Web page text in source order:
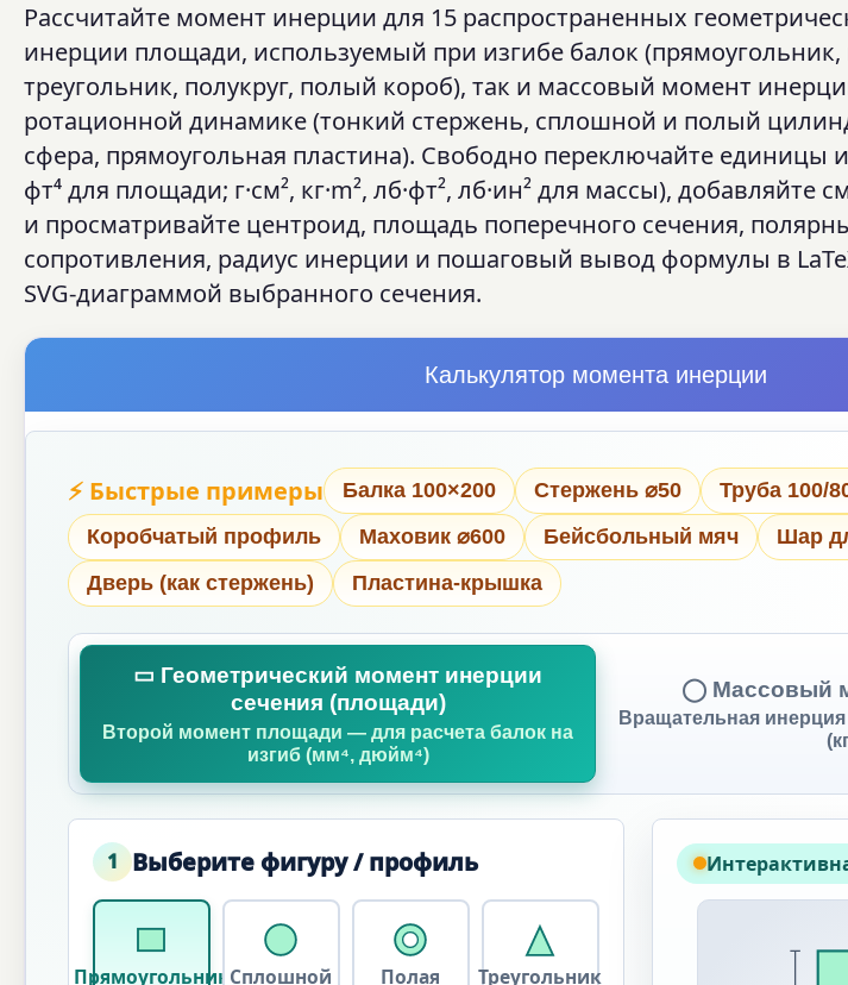
Рассчитайте момент инерции для 15 распространенных
инерции площади, используемый при изгибе балок (прямоугольник,
треугольник, полукруг, полый короб), так и массовый момент
ротационной динамике (тонкий стержень, сплошной и полый
сфера, прямоугольная пластина). Свободно переключайте единицы
фт⁴ для площади; г·см², кг·m², лб·фт², лб·ин² для массы),
и просматривайте центроид, площадь поперечного сечения,
сопротивления, радиус инерции и пошаговый вывод формулы в
SVG-диаграммой выбранного сечения.
Калькулятор момента инерции
⚡ Быстрые примеры Балка 100×200 Стержень ⌀50 Труба 100/
Коробчатый профиль
Маховик ⌀600 Бейсбольный мяч
Шар
Дверь (как стержень)
Пластина-крышка
▭ Геометрический момент инерции
сечения (площади)
Второй момент площади — для расчета балок на
изгиб (мм⁴, дюйм⁴)
◯ Массовый
Вращательная
1 Выберите фигуру / профиль
Прямоугольник Сплошной
Полая
Треугольник